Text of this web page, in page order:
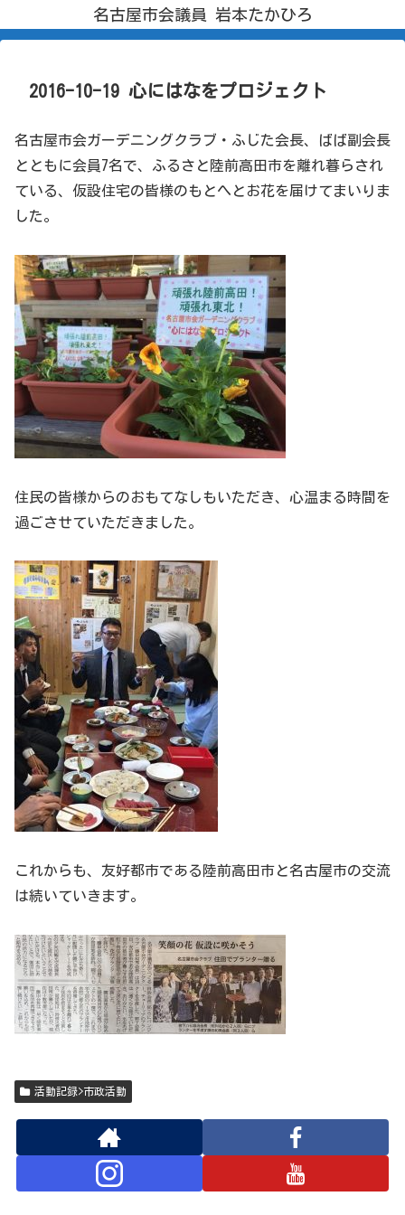
名古屋市会議員 岩本たかひろ
2016-10-19 心にはなをプロジェクト
名古屋市会ガーデニングクラブ・ふじた会長、ばば副会長
とともに会員7名で、ふるさと陸前高田市を離れ暮らされ
ている、仮設住宅の皆様のもとへとお花を届けてまいりま
した。
住民の皆様からのおもてなしもいただき、心温まる時間を
過ごさせていただきました。
これからも、友好都市である陸前高田市と名古屋市の交流
は続いていきます。
活動記録>市政活動